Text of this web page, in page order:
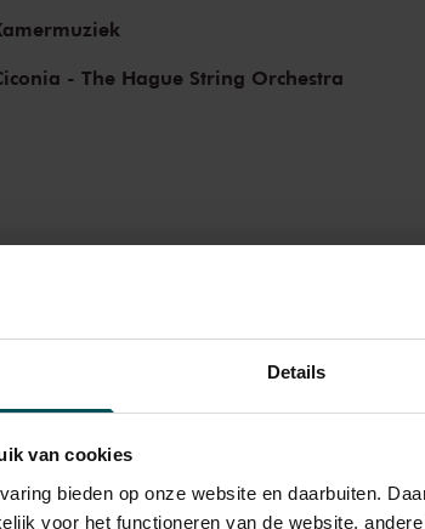
Details
van cookies
bieden op onze website en daarbuiten.
voor het functioneren van de website,
- The Hague String Orchestra
Rang
2